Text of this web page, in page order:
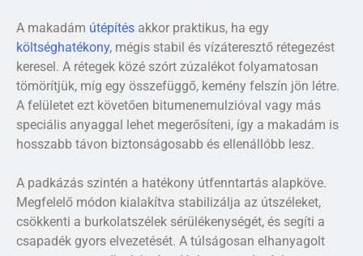
A makadám útépítés akkor praktikus, ha egy
költséghatékony, mégis stabil és vízáteresztő rétegezést
keresel. A rétegek közé szórt zúzalékot folyamatosan
tömörítjük, míg egy összefüggő, kemény felszín jön létre.
A felületet ezt követően bitumenemulzióval vagy más
speciális anyaggal lehet megerősíteni, így a makadám is
hosszabb távon biztonságosabb és ellenállóbb lesz.
A padkázás szintén a hatékony útfenntartás alapköve.
Megfelelő módon kialakítva stabilizálja az útszéleket,
csökkenti a burkolatszélek sérülékenységét, és segíti a
csapadék gyors elvezetését. A túlságosan elhanyagolt